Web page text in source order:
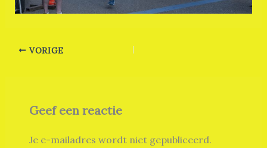
VORIGE
Geef een reactie
Je e-mailadres wordt niet gepubliceerd.